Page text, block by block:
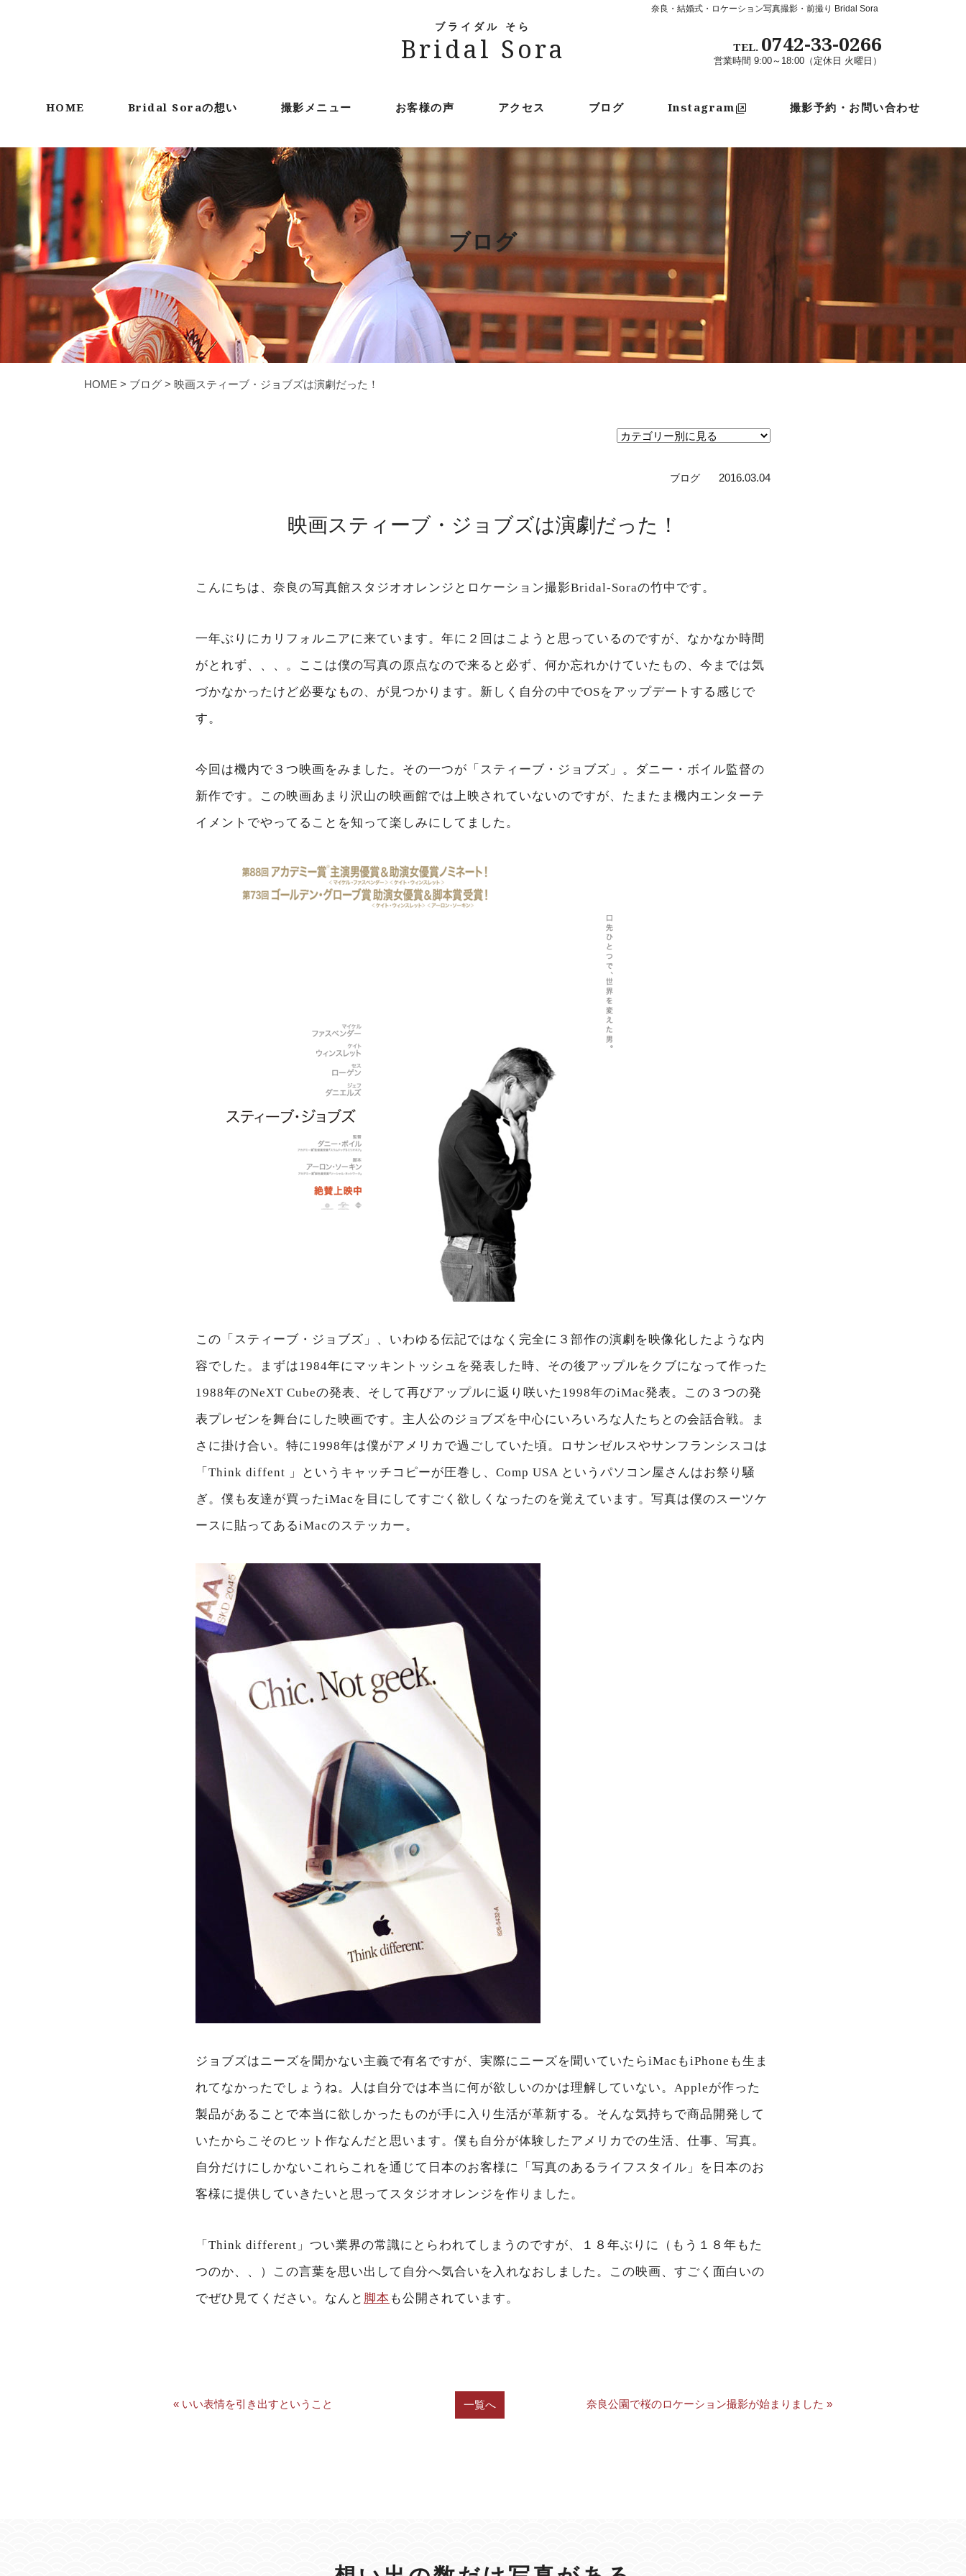
奈良・結婚式・ロケーション写真撮影・前撮り Bridal Sora
ブライダル そら
Bridal Sora TEL. 0742-33-0266
営業時間 9:00～18:00（定休日 火曜日）
HOME Bridal Soraの想い 撮影メニュー お客様の声 アクセス ブログ Instagram 撮影予約・お問い合わせ
ブログ
HOME > ブログ > 映画スティーブ・ジョブズは演劇だった！
ブログ 2016.03.04
映画スティーブ・ジョブズは演劇だった！
こんにちは、奈良の写真館スタジオオレンジとロケーション撮影Bridal-Soraの竹中です。
一年ぶりにカリフォルニアに来ています。年に２回はこようと思っているのですが、なかなか時間
がとれず、、、。ここは僕の写真の原点なので来ると必ず、何か忘れかけていたもの、今までは気
づかなかったけど必要なもの、が見つかります。新しく自分の中でOSをアップデートする感じで
す。
今回は機内で３つ映画をみました。その一つが「スティーブ・ジョブズ」。ダニー・ボイル監督の
新作です。この映画あまり沢山の映画館では上映されていないのですが、たまたま機内エンターテ
イメントでやってることを知って楽しみにしてました。
この「スティーブ・ジョブズ」、いわゆる伝記ではなく完全に３部作の演劇を映像化したような内
容でした。まずは1984年にマッキントッシュを発表した時、その後アップルをクブになって作った
1988年のNeXT Cubeの発表、そして再びアップルに返り咲いた1998年のiMac発表。この３つの発
表プレゼンを舞台にした映画です。主人公のジョブズを中心にいろいろな人たちとの会話合戦。ま
さに掛け合い。特に1998年は僕がアメリカで過ごしていた頃。ロサンゼルスやサンフランシスコは
「Think diffent 」というキャッチコピーが圧巻し、Comp USA というパソコン屋さんはお祭り騒
ぎ。僕も友達が買ったiMacを目にしてすごく欲しくなったのを覚えています。写真は僕のスーツケ
ースに貼ってあるiMacのステッカー。
ジョブズはニーズを聞かない主義で有名ですが、実際にニーズを聞いていたらiMacもiPhoneも生ま
れてなかったでしょうね。人は自分では本当に何が欲しいのかは理解していない。Appleが作った
製品があることで本当に欲しかったものが手に入り生活が革新する。そんな気持ちで商品開発して
いたからこそのヒット作なんだと思います。僕も自分が体験したアメリカでの生活、仕事、写真。
自分だけにしかないこれらこれを通じて日本のお客様に「写真のあるライフスタイル」を日本のお
客様に提供していきたいと思ってスタジオオレンジを作りました。
「Think different」つい業界の常識にとらわれてしまうのですが、１８年ぶりに（もう１８年もた
つのか、、）この言葉を思い出して自分へ気合いを入れなおしました。この映画、すごく面白いの
でぜひ見てください。なんと 脚本 も公開されています。
« いい表情を引き出すということ 一覧へ 奈良公園で桜のロケーション撮影が始まりました »